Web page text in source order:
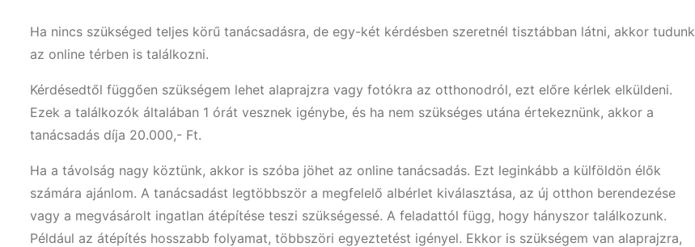
Ha nincs szükséged teljes körű tanácsadásra, de egy-két kérdésben szeretnél tisztábban látni, akkor tudunk
az online térben is találkozni.
Kérdésedtől függően szükségem lehet alaprajzra vagy fotókra az otthonodról, ezt előre kérlek elküldeni.
Ezek a találkozók általában 1 órát vesznek igénybe, és ha nem szükséges utána értekeznünk, akkor a
tanácsadás díja 20.000,- Ft.
Ha a távolság nagy köztünk, akkor is szóba jöhet az online tanácsadás. Ezt leginkább a külföldön élők
számára ajánlom. A tanácsadást legtöbbször a megfelelő albérlet kiválasztása, az új otthon berendezése
vagy a megvásárolt ingatlan átépítése teszi szükségessé. A feladattól függ, hogy hányszor találkozunk.
Például az átépítés hosszabb folyamat, többszöri egyeztetést igényel. Ekkor is szükségem van alaprajzra,